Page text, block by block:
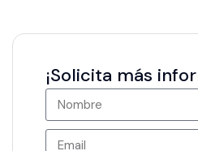
¡Solicita más